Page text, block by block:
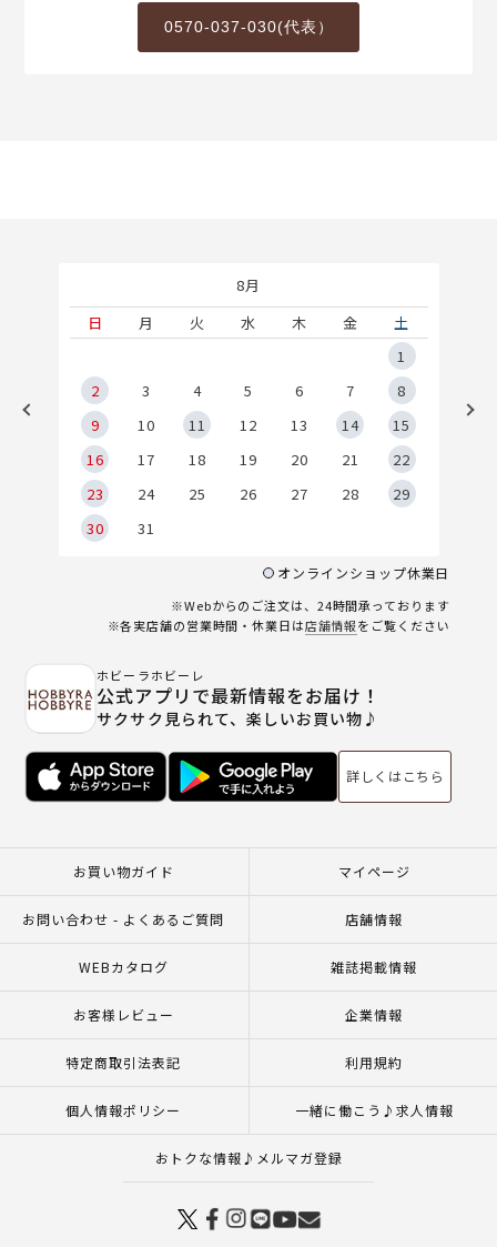
0570-037-030(代表）
8月
日
月 火 水 木 金
土
1
2
3 4 5 6 7
8
9
10 11 12 13 14
15
16
17 18 19 20 21
22
23
24 25 26 27 28
29
30
31
オンラインショップ休業日
※Webからのご注文は、24時間承っております
※各実店舗の営業時間・休業日は店舗情報をご覧ください
ホビーラホビーレ
公式アプリで最新情報をお届け！
サクサク見られて、楽しいお買い物♪
詳しくはこちら
お買い物ガイド マイページ
お問い合わせ - よくあるご質問 店舗情報
WEBカタログ 雑誌掲載情報
お客様レビュー 企業情報
特定商取引法表記 利用規約
個人情報ポリシー 一緒に働こう♪求人情報
おトクな情報♪メルマガ登録